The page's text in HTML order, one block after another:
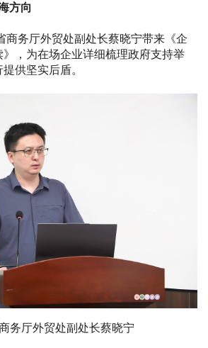
方向
务厅外贸处副处长蔡晓宁带来《企
，为在场企业详细梳理政府支持举
供坚实后盾。
务厅外贸处副处长蔡晓宁